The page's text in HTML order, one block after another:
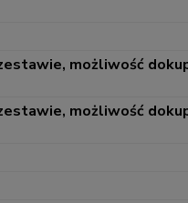
możliwość
możliwość